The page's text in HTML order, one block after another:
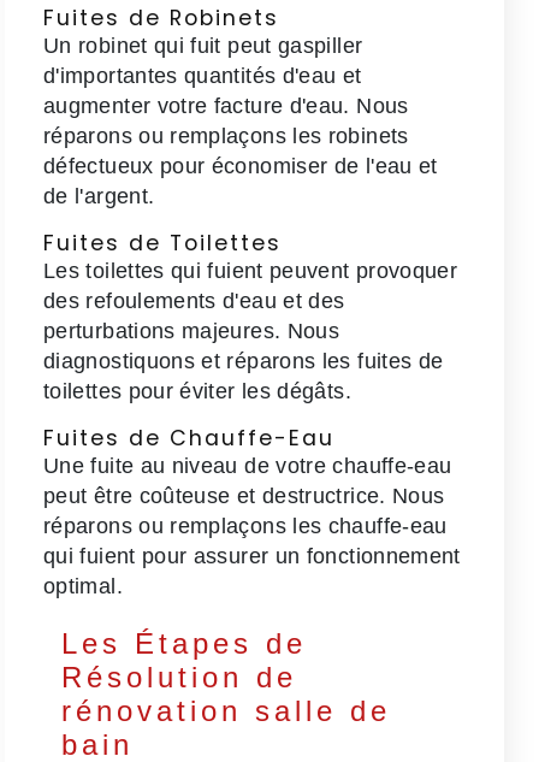
Fuites de Robinets
Un robinet qui fuit peut gaspiller
d'importantes quantités d'eau et
augmenter votre facture d'eau. Nous
réparons ou remplaçons les robinets
défectueux pour économiser de l'eau et
de l'argent.
Fuites de Toilettes
Les toilettes qui fuient peuvent provoquer
des refoulements d'eau et des
perturbations majeures. Nous
diagnostiquons et réparons les fuites de
toilettes pour éviter les dégâts.
Fuites de Chauffe-Eau
Une fuite au niveau de votre chauffe-eau
peut être coûteuse et destructrice. Nous
réparons ou remplaçons les chauffe-eau
qui fuient pour assurer un fonctionnement
optimal.
Les Étapes de
Résolution de
rénovation salle de
bain